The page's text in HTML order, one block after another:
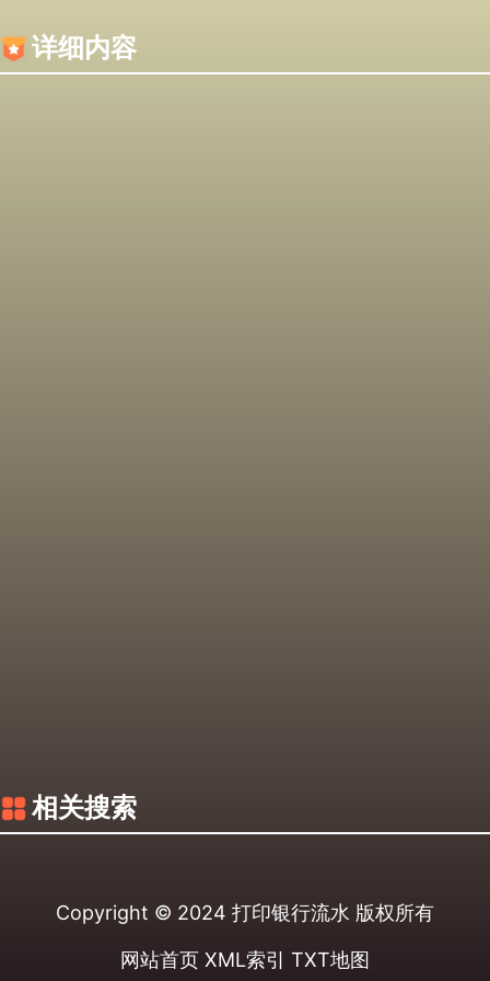
详细内容
相关搜索
Copyright © 2024 打印银行流水 版权所有
网站首页 XML索引 TXT地图